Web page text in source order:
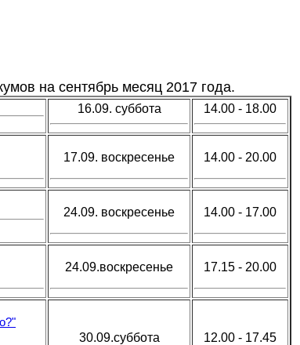
на сентябрь месяц 2017 года.
16.09. суббота 14.00 - 18.00
17.09. воскресенье 14.00 - 20.00
24.09. воскресенье 14.00 - 17.00
24.09.воскресенье 17.15 - 20.00
30.09.суббота 12.00 - 17.45